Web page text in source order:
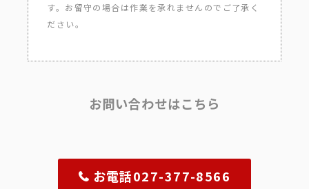
す。お留守の場合は作業を承れませんのでご了承く
ださい。
お問い合わせはこちら
お電話027-377-8566